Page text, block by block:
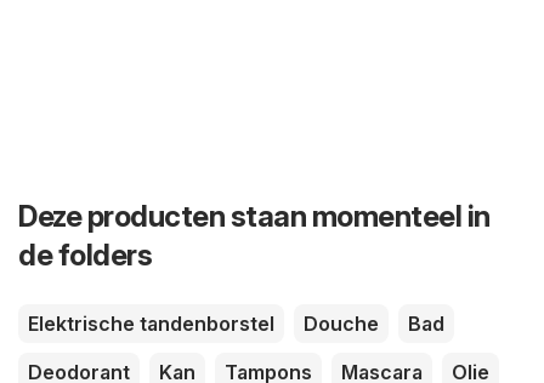
Deze producten staan momenteel in
de folders
Elektrische tandenborstel Douche
Bad
Deodorant
Kan Tampons Mascara
Olie